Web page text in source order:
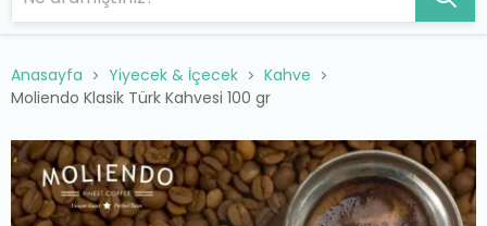
Anasayfa Yiyecek & İçecek
Kahve
Moliendo Klasik Türk Kahvesi 100 gr